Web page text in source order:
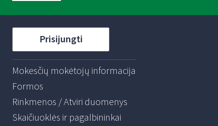
Prisijungti
Mokesčių mokėtojų informacija
Formos
Rinkmenos / Atviri duomenys
Skaičiuoklės ir pagalbininkai